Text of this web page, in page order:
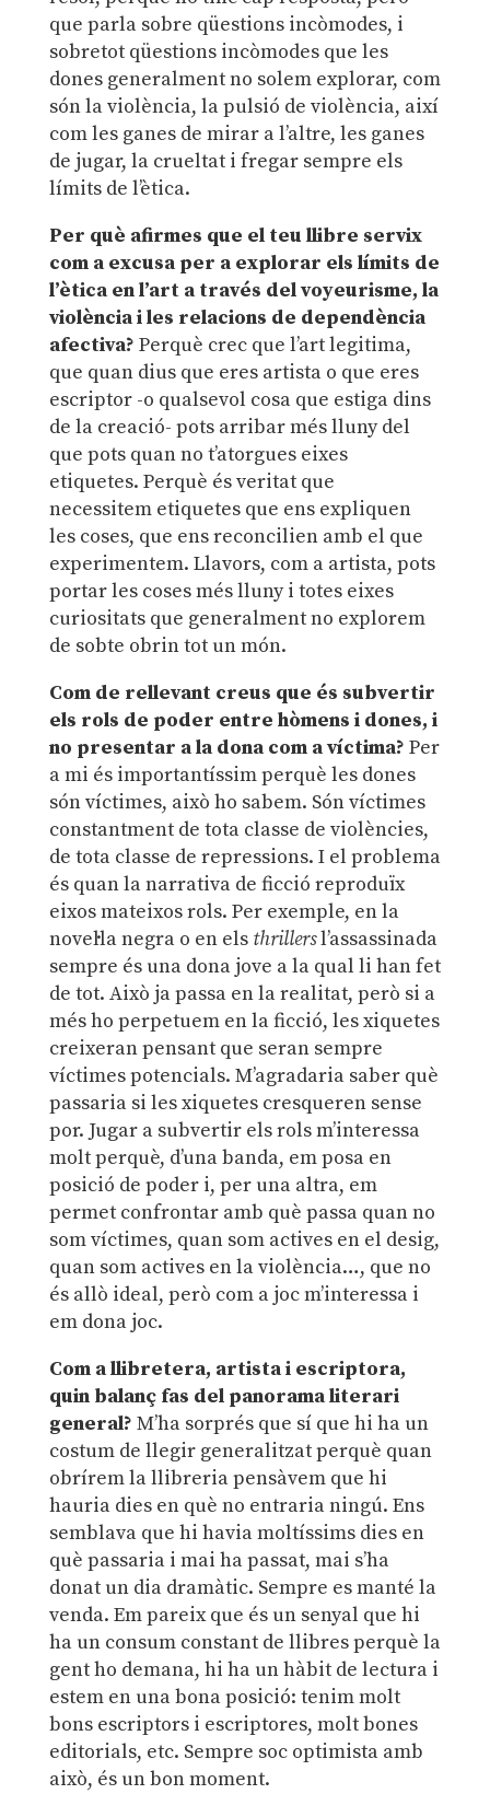
que parla sobre qüestions incòmodes, i
sobretot qüestions incòmodes que les
dones generalment no solem explorar, com
són la violència, la pulsió de violència, així
com les ganes de mirar a l’altre, les ganes
de jugar, la crueltat i fregar sempre els
límits de l’ètica.
Per què afirmes que el teu llibre servix
com a excusa per a explorar els límits de
l’ètica en l’art a través del voyeurisme, la
violència i les relacions de dependència
afectiva? Perquè crec que l’art legitima,
que quan dius que eres artista o que eres
escriptor -o qualsevol cosa que estiga dins
de la creació- pots arribar més lluny del
que pots quan no t’atorgues eixes
etiquetes. Perquè és veritat que
necessitem etiquetes que ens expliquen
les coses, que ens reconcilien amb el que
experimentem. Llavors, com a artista, pots
portar les coses més lluny i totes eixes
curiositats que generalment no explorem
de sobte obrin tot un món.
Com de rellevant creus que és subvertir
els rols de poder entre hòmens i dones, i
no presentar a la dona com a víctima? Per
a mi és importantíssim perquè les dones
són víctimes, això ho sabem. Són víctimes
constantment de tota classe de violències,
de tota classe de repressions. I el problema
és quan la narrativa de ficció reproduïx
eixos mateixos rols. Per exemple, en la
novel·la negra o en els thrillersl’assassinada
sempre és una dona jove a la qual li han fet
de tot. Això ja passa en la realitat, però si a
més ho perpetuem en la ficció, les xiquetes
creixeran pensant que seran sempre
víctimes potencials. M’agradaria saber què
passaria si les xiquetes cresqueren sense
por. Jugar a subvertir els rols m’interessa
molt perquè, d’una banda, em posa en
posició de poder i, per una altra, em
permet confrontar amb què passa quan no
som víctimes, quan som actives en el desig,
quan som actives en la violència…, que no
és allò ideal, però com a joc m’interessa i
em dona joc.
Com a llibretera, artista i escriptora,
quin balanç fas del panorama literari
general? M’ha sorprés que sí que hi ha un
costum de llegir generalitzat perquè quan
obrírem la llibreria pensàvem que hi
hauria dies en què no entraria ningú. Ens
semblava que hi havia moltíssims dies en
què passaria i mai ha passat, mai s’ha
donat un dia dramàtic. Sempre es manté la
venda. Em pareix que és un senyal que hi
ha un consum constant de llibres perquè la
gent ho demana, hi ha un hàbit de lectura i
estem en una bona posició: tenim molt
bons escriptors i escriptores, molt bones
editorials, etc. Sempre soc optimista amb
això, és un bon moment.